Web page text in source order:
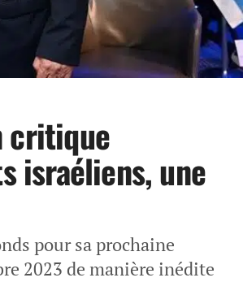
critique
israéliens, une
pour sa prochaine
2023 de manière inédite